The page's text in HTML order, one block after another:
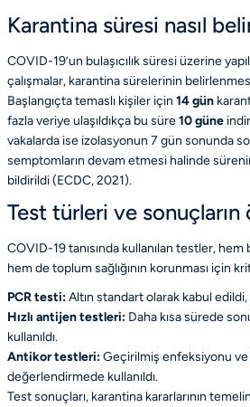
Karantina süresi nasıl
COVID-19’un bulaşıcılık süresi üzerine
çalışmalar, karantina sürelerinin
Başlangıçta temaslı kişiler için 14 gün
fazla veriye ulaşıldıkça bu süre10 güne
vakalarda ise izolasyonun 7 gün sonunda
semptomların devam etmesi halinde
bildirildi(ECDC, 2021).
Test türleri ve sonuçların
COVID-19 tanısında kullanılan testler,
hem de toplum sağlığının korunması için
PCR testi:Altın standart olarak kabul edildi,
Hızlı antijen testleri: Daha kısa sürede
kullanıldı.
Antikor testleri:Geçirilmiş enfeksiyonu ve
değerlendirmede kullanıldı.
Test sonuçları, karantina kararlarının